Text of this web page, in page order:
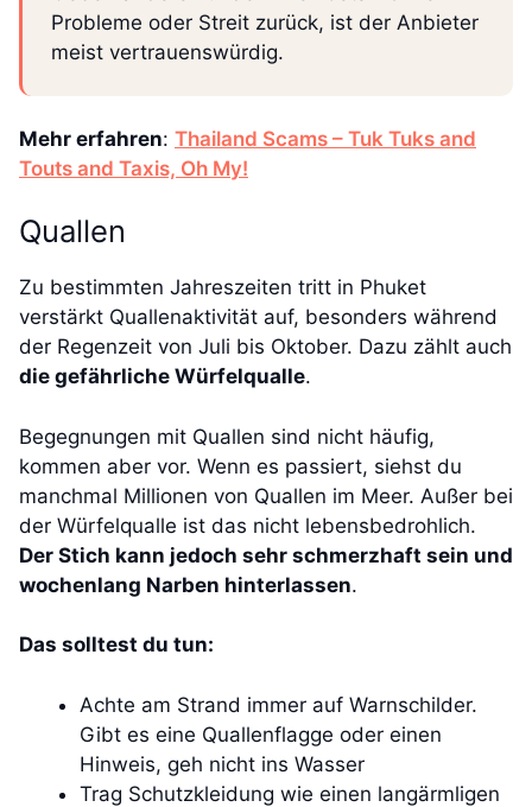
Probleme oder Streit zurück, ist der Anbieter
meist vertrauenswürdig.
Mehr erfahren: Thailand Scams – Tuk Tuks and
Touts and Taxis, Oh My!
Quallen
Zu bestimmten Jahreszeiten tritt in Phuket
verstärkt Quallenaktivität auf, besonders während
der Regenzeit von Juli bis Oktober. Dazu zählt auch
die gefährliche Würfelqualle.
Begegnungen mit Quallen sind nicht häufig,
kommen aber vor. Wenn es passiert, siehst du
manchmal Millionen von Quallen im Meer. Außer bei
der Würfelqualle ist das nicht lebensbedrohlich.
Der Stich kann jedoch sehr schmerzhaft sein und
wochenlang Narben hinterlassen.
Das solltest du tun:
Achte am Strand immer auf Warnschilder.
Gibt es eine Quallenflagge oder einen
Hinweis, geh nicht ins Wasser
Trag Schutzkleidung wie einen langärmligen